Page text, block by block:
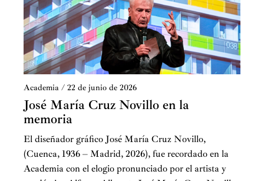
Academia / 22 de junio de 2026
José María Cruz Novillo en la
memoria
El diseñador gráfico José María Cruz Novillo,
(Cuenca, 1936 – Madrid, 2026), fue recordado en la
Academia con el elogio pronunciado por el artista y